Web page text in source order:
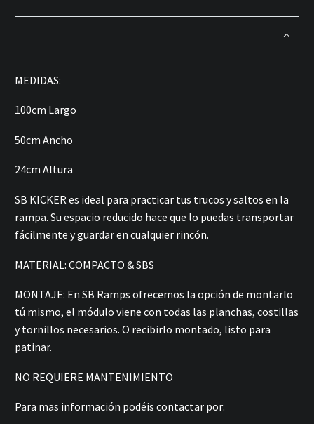
MEDIDAS:
100cm Largo
50cm Ancho
24cm Altura
SB KICKER es ideal para practicar tus trucos y saltos en la
rampa. Su espacio reducido hace que lo puedas transportar
fácilmente y guardar en cualquier rincón.
MATERIAL: COMPACTO & SBS
MONTAJE: En SB Ramps ofrecemos la opción de montarlo
tú mismo, el módulo viene con todas las planchas, costillas
y tornillos necesarios. O recibirlo montado, listo para
patinar.
NO REQUIERE MANTENIMIENTO
Para mas información podéis contactar por: